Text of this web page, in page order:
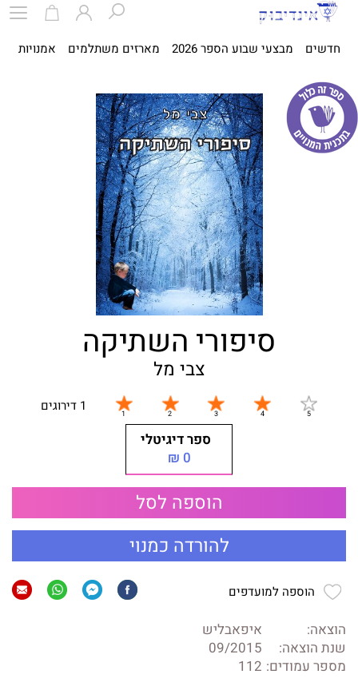
חדשים מבצעי שבוע הספר 2026 מארזים משתלמים אמנויות
סיפורי השתיקה
צבי מל
1 דירוגים
ספר דיגיטלי
0 ₪
הוספה לסל
להורדה כמנוי
הוספה למועדפים
הוצאה:
איפאבליש
שנת הוצאה:
09/2015
מספר עמודים: 112